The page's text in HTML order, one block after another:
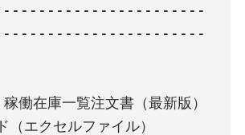
働在庫一覧注文書（最新版）